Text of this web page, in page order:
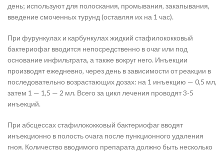
день; используют для полоскания, промывания, закапывания,
введение смоченных турунд (оставляя их на 1 час).
При фурункулах и карбункулах жидкий стафилококковый
бактериофаг вводится непосредственно в очаг или под
основание инфильтрата, а также вокруг него. Инъекции
производят ежедневно, через день в зависимости от реакции в
последовательно возрастающих дозах: на 1 инъекцию — 0,5 мл,
затем 1 — 1,5 — 2 мл. Всего за цикл лечения проводят 3-5
инъекций.
При абсцессах стафилококковый бактериофаг вводят
инъекционно в полость очага после пункционного удаления
гноя. Количество вводимого препарата должно быть несколько